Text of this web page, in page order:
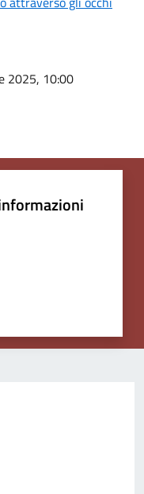
2025, 10:00